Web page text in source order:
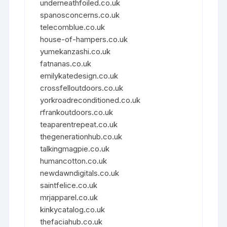
underneathfoiled.co.uk
spanosconcerns.co.uk
telecomblue.co.uk
house-of-hampers.co.uk
yumekanzashi.co.uk
fatnanas.co.uk
emilykatedesign.co.uk
crossfelloutdoors.co.uk
yorkroadreconditioned.co.uk
rfrankoutdoors.co.uk
teaparentrepeat.co.uk
thegenerationhub.co.uk
talkingmagpie.co.uk
humancotton.co.uk
newdawndigitals.co.uk
saintfelice.co.uk
mrjapparel.co.uk
kinkycatalog.co.uk
thefaciahub.co.uk